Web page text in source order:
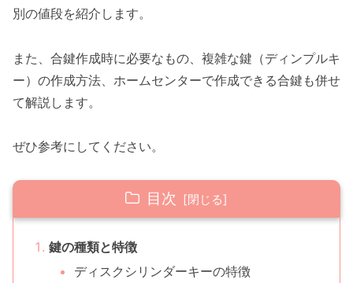
別の値段を紹介します。
また、合鍵作成時に必要なもの、複雑な鍵（ディンプルキ
ー）の作成方法、ホームセンターで作成できる合鍵も併せ
て解説します。
ぜひ参考にしてください。
目次
鍵の種類と特徴
ディスクシリンダーキーの特徴